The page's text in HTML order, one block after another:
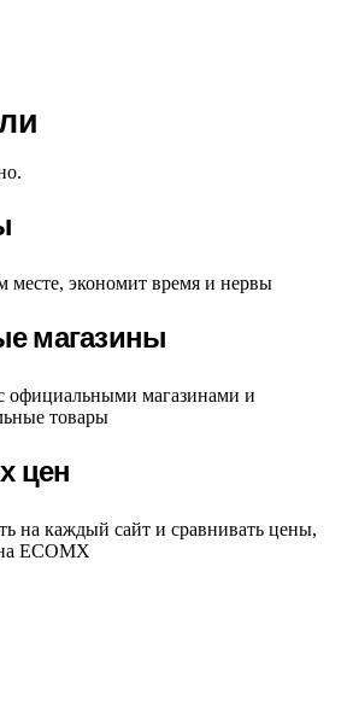
месте, экономит время и нервы
магазины
официальными магазинами и
товары
цен
на каждый сайт и сравнивать цены,
ECOMX